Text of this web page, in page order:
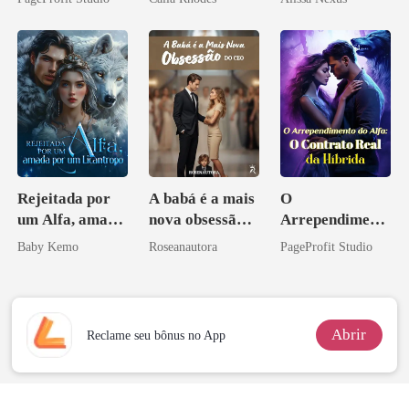
Rejeitada por
um Alfa, amada
por um
Baby Kemo
A babá é a mais
nova obsessão
do CEO
Roseanautora
O
Arrependiment
o do Alfa: O
PageProfit Studio
Reclame seu bônus no App Abrir